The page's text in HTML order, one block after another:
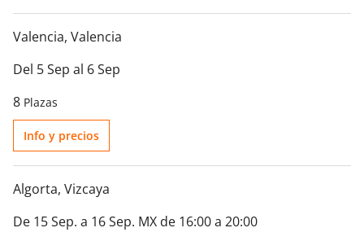
Valencia, Valencia
Del 5 Sep al 6 Sep
8 Plazas
Info y precios
Algorta, Vizcaya
De 15 Sep. a 16 Sep. MX de 16:00 a 20:00